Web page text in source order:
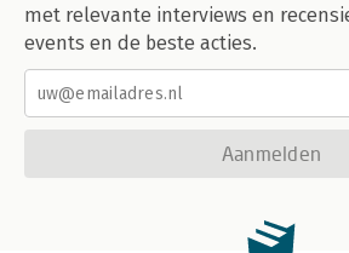
met relevante interviews en
events en de beste acties.
Aanmelden